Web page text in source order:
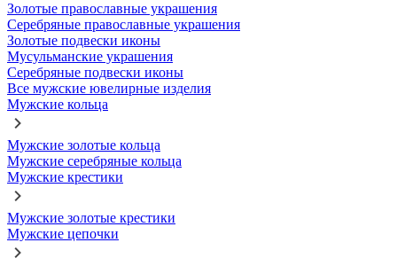
Золотые православные украшения
Серебряные православные украшения
Золотые подвески иконы
Мусульманские украшения
Серебряные подвески иконы
Все мужские ювелирные изделия
Мужские кольца
Мужские золотые кольца
Мужские серебряные кольца
Мужские крестики
Мужские золотые крестики
Мужские цепочки